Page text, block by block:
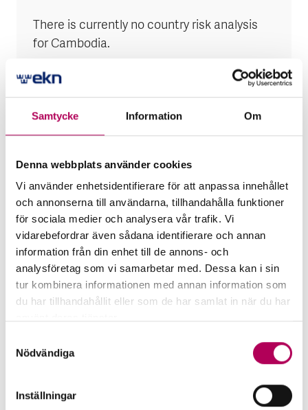
Samtycke Information Om
Denna webbplats använder cookies
Vi använder enhetsidentifierare för att anpassa innehållet
och annonserna till användarna, tillhandahålla funktioner
för sociala medier och analysera vår trafik. Vi
vidarebefordrar även sådana identifierare och annan
information från din enhet till de annons- och
analysföretag som vi samarbetar med. Dessa kan i sin
tur kombinera informationen med annan information som
du har tillhandahållit eller som de har samlat in när du har
personuppgifter.
Nödvändiga
Inställningar
There is currently no country risk analysis
for Cambodia.
to export to Cambodia
EKN's guarantees